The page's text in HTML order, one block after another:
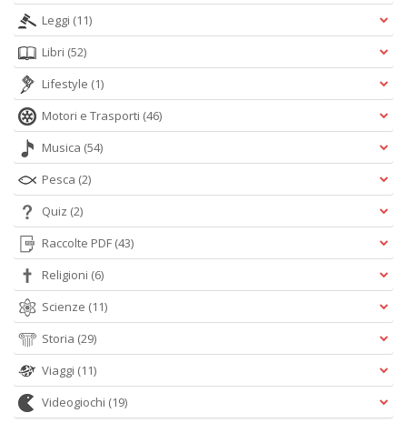
Leggi (11)
Libri (52)
Lifestyle (1)
Motori e Trasporti (46)
Musica (54)
Pesca (2)
Quiz (2)
Raccolte PDF (43)
Religioni (6)
Scienze (11)
Storia (29)
Viaggi (11)
Videogiochi (19)